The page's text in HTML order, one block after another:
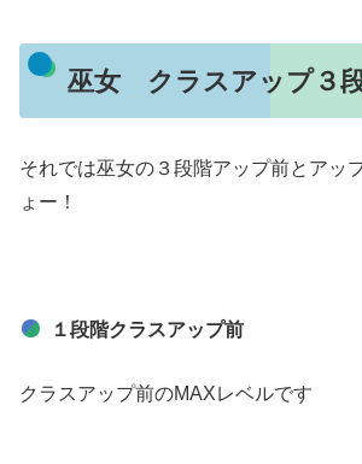
巫女 クラスアップ３
それでは巫女の３段階アップ前とアッ
ょー！
１段階クラスアップ前
クラスアップ前のMAXレベルです